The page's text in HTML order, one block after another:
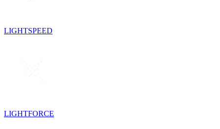
LIGHTSPEED
LIGHTFORCE